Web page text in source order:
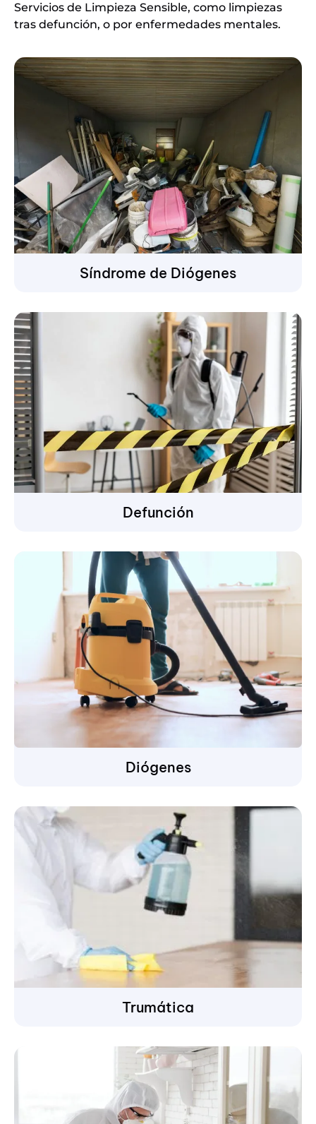
Servicios de Limpieza Sensible, como limpiezas
tras defunción, o por enfermedades mentales.
Síndrome de Diógenes
Defunción
Diógenes
Trumática